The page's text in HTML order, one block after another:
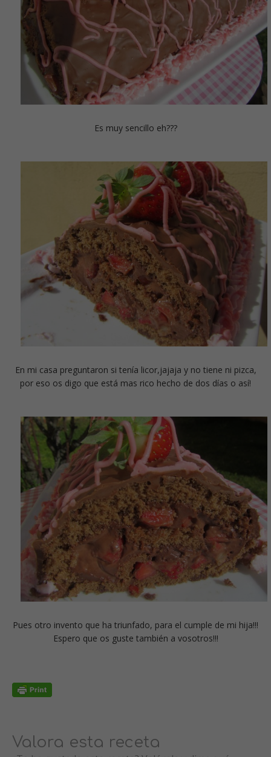
Es muy sencillo eh???
En mi casa preguntaron si tenía licor,jajaja y no tiene ni pizca,
por eso os digo que está mas rico hecho de dos días o así!
Pues otro invento que ha triunfado, para el cumple de mi hija!!!
Espero que os guste también a vosotros!!!
Valora esta receta